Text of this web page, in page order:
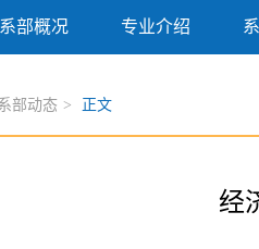
系部概况 专业介绍
部动态 > 正文
经